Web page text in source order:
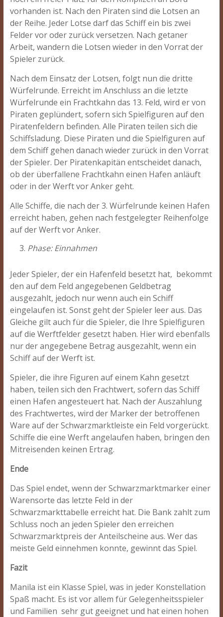
vorhanden ist. Nach den Piraten sind die Lotsen an
der Reihe. Jeder Lotse darf das Schiff ein bis zwei
Felder vor oder zurück versetzen. Nach getaner
Arbeit, wandern die Lotsen wieder in den Vorrat der
Spieler zurück.
Nach dem Einsatz der Lotsen, folgt nun die dritte
Würfelrunde. Erreicht im Anschluss an die letzte
Würfelrunde ein Frachtkahn das 13. Feld, wird er von
Piraten geplündert, sofern sich Spielfiguren auf den
Piratenfeldern befinden. Alle Piraten teilen sich die
Schiffsladung. Diese Piraten und die Spielfiguren auf
dem Schiff gehen danach wieder zurück in den Vorrat
der Spieler. Der Piratenkapitän entscheidet danach,
ob der überfallene Frachtkahn einen Hafen anläuft
oder in der Werft vor Anker geht.
Alle Schiffe, die nach der 3. Würfelrunde keinen Hafen
erreicht haben, gehen nach festgelegter Reihenfolge
auf der Werft vor Anker.
Phase: Einnahmen
Jeder Spieler, der ein Hafenfeld besetzt hat, bekommt
den auf dem Feld angegebenen Geldbetrag
ausgezahlt, jedoch nur wenn auch ein Schiff
eingelaufen ist. Sonst geht der Spieler leer aus. Das
Gleiche gilt auch für die Spieler, die Ihre Spielfiguren
auf die Werftfelder gesetzt haben. Hier wird ebenfalls
nur der angegebene Betrag ausgezahlt, wenn ein
Schiff auf der Werft ist.
Spieler, die ihre Figuren auf einem Kahn gesetzt
haben, teilen sich den Frachtwert, sofern das Schiff
einen Hafen angesteuert hat. Nach der Auszahlung
des Frachtwertes, wird der Marker der betroffenen
Ware auf der Schwarzmarktleiste ein Feld vorgerückt.
Schiffe die eine Werft angelaufen haben, bringen den
Mitreisenden keinen Ertrag.
Ende
Das Spiel endet, wenn der Schwarzmarktmarker einer
Warensorte das letzte Feld in der
Schwarzmarkttabelle erreicht hat. Die Bank zahlt zum
Schluss noch an jeden Spieler den erreichen
Schwarzmarktpreis der Anteilscheine aus. Wer das
meiste Geld einnehmen konnte, gewinnt das Spiel.
Fazit
Manila ist ein Klasse Spiel, was in jeder Konstellation
Spaß macht. Es ist vor allem für Gelegenheitsspieler
und Familien sehr gut geeignet und hat einen hohen